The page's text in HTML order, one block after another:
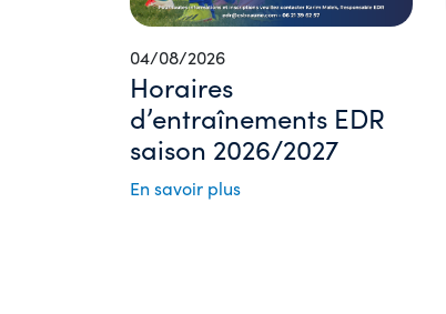
04/08/2026
Horaires
d’entraînements EDR
saison 2026/2027
En savoir plus